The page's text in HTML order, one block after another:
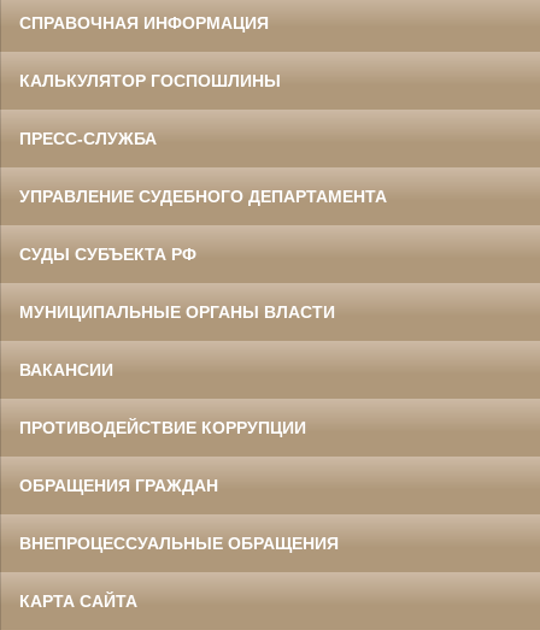
СПРАВОЧНАЯ ИНФОРМАЦИЯ
КАЛЬКУЛЯТОР ГОСПОШЛИНЫ
ПРЕСС-СЛУЖБА
УПРАВЛЕНИЕ СУДЕБНОГО ДЕПАРТАМЕНТА
СУДЫ СУБЪЕКТА РФ
МУНИЦИПАЛЬНЫЕ ОРГАНЫ ВЛАСТИ
ВАКАНСИИ
ПРОТИВОДЕЙСТВИЕ КОРРУПЦИИ
ОБРАЩЕНИЯ ГРАЖДАН
ВНЕПРОЦЕССУАЛЬНЫЕ ОБРАЩЕНИЯ
КАРТА САЙТА